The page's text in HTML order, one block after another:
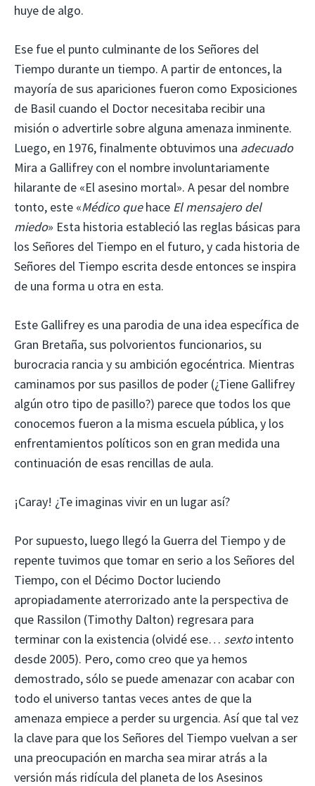
huye de algo.
Ese fue el punto culminante de los Señores del
Tiempo durante un tiempo. A partir de entonces, la
mayoría de sus apariciones fueron como Exposiciones
de Basil cuando el Doctor necesitaba recibir una
misión o advertirle sobre alguna amenaza inminente.
Luego, en 1976, finalmente obtuvimos una adecuado
Mira a Gallifrey con el nombre involuntariamente
hilarante de «El asesino mortal». A pesar del nombre
tonto, este «Médico quehace El mensajero del
miedo» Esta historia estableció las reglas básicas para
los Señores del Tiempo en el futuro, y cada historia de
Señores del Tiempo escrita desde entonces se inspira
de una forma u otra en esta.
Este Gallifrey es una parodia de una idea específica de
Gran Bretaña, sus polvorientos funcionarios, su
burocracia rancia y su ambición egocéntrica. Mientras
caminamos por sus pasillos de poder (¿Tiene Gallifrey
algún otro tipo de pasillo?) parece que todos los que
conocemos fueron a la misma escuela pública, y los
enfrentamientos políticos son en gran medida una
continuación de esas rencillas de aula.
¡Caray! ¿Te imaginas vivir en un lugar así?
Por supuesto, luego llegó la Guerra del Tiempo y de
repente tuvimos que tomar en serio a los Señores del
Tiempo, con el Décimo Doctor luciendo
apropiadamente aterrorizado ante la perspectiva de
que Rassilon (Timothy Dalton) regresara para
terminar con la existencia (olvidé ese… sextointento
desde 2005). Pero, como creo que ya hemos
demostrado, sólo se puede amenazar con acabar con
todo el universo tantas veces antes de que la
amenaza empiece a perder su urgencia. Así que tal vez
la clave para que los Señores del Tiempo vuelvan a ser
una preocupación en marcha sea mirar atrás a la
versión más ridícula del planeta de los Asesinos